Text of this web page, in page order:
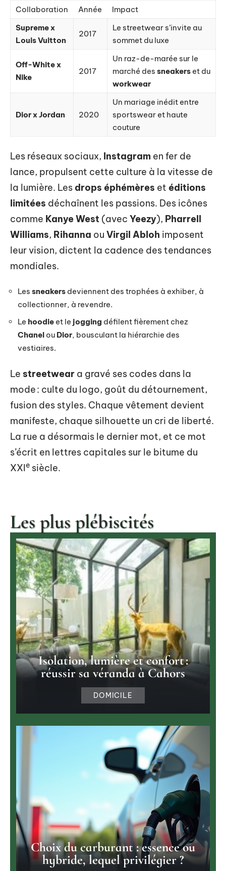
Collaboration Année
Impact
Supreme x
Louis Vuitton
2017
Le streetwear s’invite au
sommet du luxe
Off-White x
Nike
2017
Un raz-de-marée sur le
marché des sneakers et du
workwear
Dior x Jordan 2020
Un mariage inédit entre
sportswear et haute
couture
Les réseaux sociaux, Instagram en fer de
lance, propulsent cette culture à la vitesse de
la lumière. Les drops éphémères et éditions
limitées déchaînent les passions. Des icônes
comme Kanye West (avec Yeezy), Pharrell
Williams, Rihanna ou Virgil Abloh imposent
leur vision, dictent la cadence des tendances
mondiales.
Les sneakers deviennent des trophées à exhiber, à
collectionner, à revendre.
Le hoodie et le jogging défilent fièrement chez
Chanel ou Dior, bousculant la hiérarchie des
vestiaires.
Le streetwear a gravé ses codes dans la
mode : culte du logo, goût du détournement,
fusion des styles. Chaque vêtement devient
manifeste, chaque silhouette un cri de liberté.
La rue a désormais le dernier mot, et ce mot
s’écrit en lettres capitales sur le bitume du
XXIe siècle.
Les plus plébiscités
Isolation, lumière et confort :
réussir sa véranda à Cahors
DOMICILE
Choix du carburant : essence ou
hybride, lequel privilégier ?